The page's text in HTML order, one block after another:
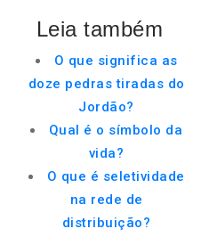
Leia também
O que significa as
doze pedras tiradas do
Jordão?
Qual é o símbolo da
vida?
O que é seletividade
na rede de
distribuição?